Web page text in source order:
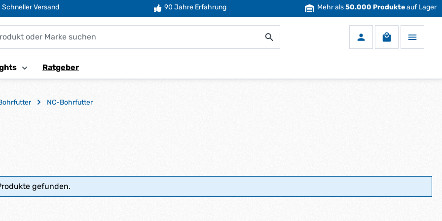
Schneller Versand 90 Jahre Erfahrung Mehr als50.000 Produkteauf Lager
Warenkorb
Ratgeber
NC-Bohrfutter
gefunden.